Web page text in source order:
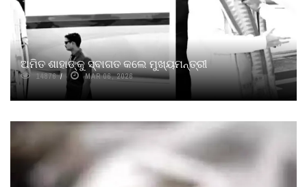
ଅମିତ ଶାହାଙ୍କୁ ସ୍ବାଗତ କଲେ ମୁଖ୍ୟମନ୍ତ୍ରୀ
14876 MAR 06, 2026